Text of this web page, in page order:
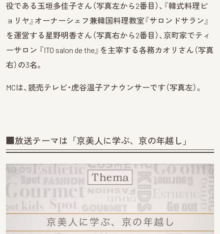
役である玉垣多佳子さん（写真左から2番目）、『韓式料理ピ
ョリヤ』オーナーシェフ兼韓国料理教室『サロンドサラン』
を運営する星野明香さん（写真右から2番目）、京町家でティ
ーサロン 『ITO salon de the』を主宰する各務カオリさん（写真
右）の3名。
MCは、読売テレビ・虎谷温子アナウンサーです（写真左）。
■放送テーマは「京美人に学ぶ、京の年越し」